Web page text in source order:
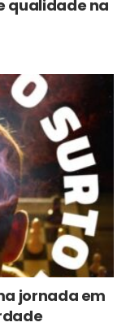
qualidade na
jornada em